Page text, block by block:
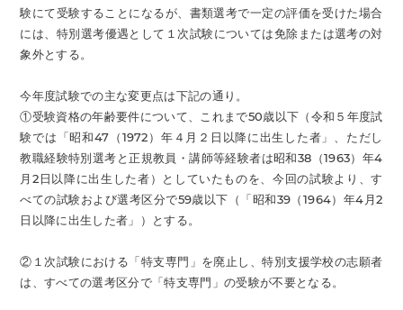
験にて受験することになるが、書類選考で一定の評価を受けた場合
には、特別選考優遇として１次試験については免除または選考の対
象外とする。
今年度試験での主な変更点は下記の通り。
①受験資格の年齢要件について、これまで50歳以下（令和５年度試
験では「昭和47（1972）年４月２日以降に出生した者」、ただし
教職経験特別選考と正規教員・講師等経験者は昭和38（1963）年4
月2日以降に出生した者）としていたものを、今回の試験より、す
べての試験および選考区分で59歳以下（「昭和39（1964）年4月2
日以降に出生した者」）とする。
②１次試験における「特支専門」を廃止し、特別支援学校の志願者
は、すべての選考区分で「特支専門」の受験が不要となる。